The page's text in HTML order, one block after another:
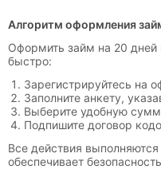
Алгоритм оформления
Оформить займ на 20 дней
быстро:
Зарегистрируйтесь на
Заполните анкету,
Выберите удобную
Подпишите договор
Все действия
обеспечивает